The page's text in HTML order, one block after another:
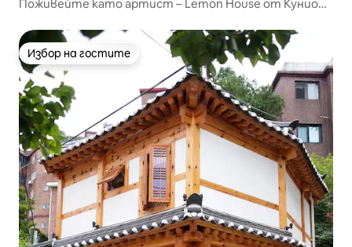
Поживейте като артист – Lemon House от Кунио
Избор на гостите
Избор на гостите